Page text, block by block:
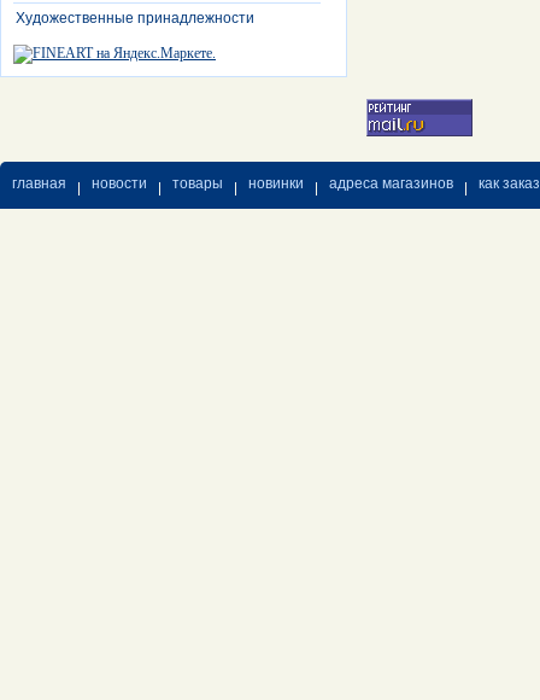
Художественные принадлежности
главная новости товары новинки адреса магазинов как